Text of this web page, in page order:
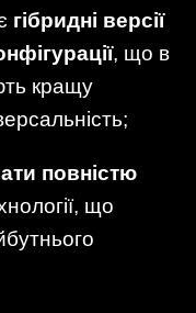
гібридні версії
, що в
кращу
повністю
що